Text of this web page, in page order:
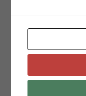
Porta móvil telas